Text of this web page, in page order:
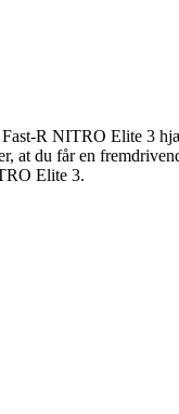
R NITRO Elite 3
at du får en
Elite 3.